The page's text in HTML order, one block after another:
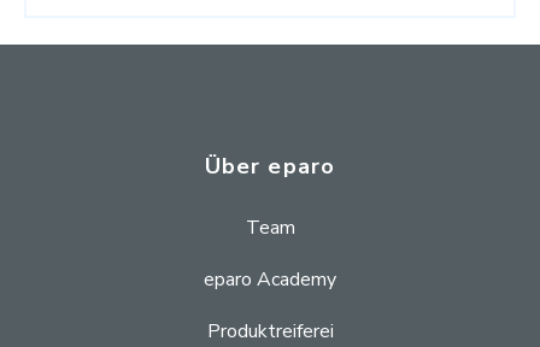
Über eparo
Team
eparo Academy
Produktreiferei